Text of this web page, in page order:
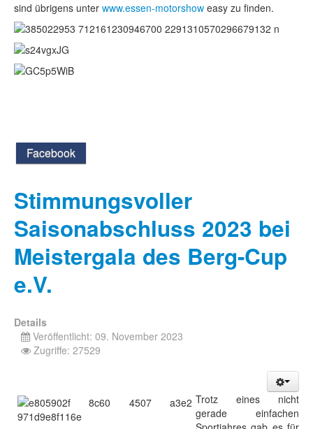
sind übrigens unter www.essen-motorshow easy zu finden.
Facebook
Stimmungsvoller
Saisonabschluss 2023 bei
Meistergala des Berg-Cup
e.V.
Details
Veröffentlicht: 09. November 2023
Zugriffe: 27529
Trotz eines nicht
gerade einfachen